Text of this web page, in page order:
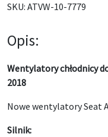
SKU: ATVW-10-7779
Opis:
Wentylatory chłodnicy
2018
Nowe wentylatory Seat
Silnik: